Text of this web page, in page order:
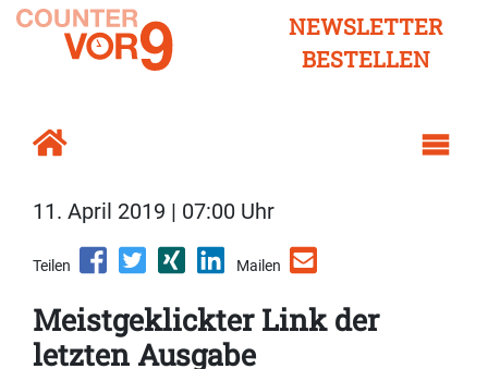
NEWSLETTER
BESTELLEN
11. April 2019 | 07:00 Uhr
Teilen Mailen
Meistgeklickter Link der
letzten Ausgabe